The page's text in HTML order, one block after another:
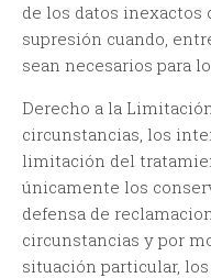
de los datos inexactos
supresión cuando,
sean necesarios para
Derecho a la
circunstancias, los
limitación del
únicamente los
defensa de
circunstancias y por
situación particular,